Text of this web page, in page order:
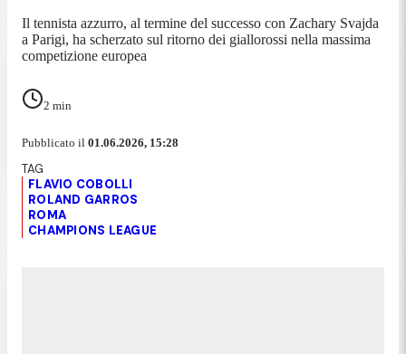
Il tennista azzurro, al termine del successo con Zachary Svajda
a Parigi, ha scherzato sul ritorno dei giallorossi nella massima
competizione europea
2 min
Pubblicato il 01.06.2026, 15:28
FLAVIO COBOLLI
ROLAND GARROS
ROMA
CHAMPIONS LEAGUE